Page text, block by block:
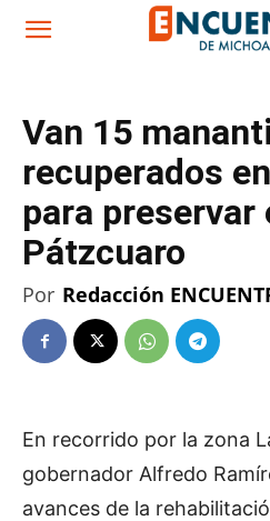
Van 15
recuperados
para preservar
Pátzcuaro
Por Redacción
En recorrido por la zona
gobernador Alfredo
avances de la